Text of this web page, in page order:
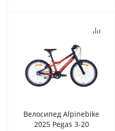
Велосипед Alpinebike
2025 Pegas 3-20